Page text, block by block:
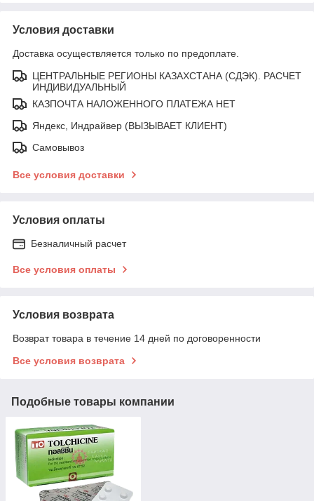
Условия доставки
Доставка осуществляется только по предоплате.
ЦЕНТРАЛЬНЫЕ РЕГИОНЫ КАЗАХСТАНА (СДЭК). РАСЧЕТ
ИНДИВИДУАЛЬНЫЙ
КАЗПОЧТА НАЛОЖЕННОГО ПЛАТЕЖА НЕТ
Яндекс, Индрайвер (ВЫЗЫВАЕТ КЛИЕНТ)
Самовывоз
Все условия доставки
Условия оплаты
Безналичный расчет
Все условия оплаты
Условия возврата
Возврат товара в течение 14 дней по договоренности
Все условия возврата
Подобные товары компании